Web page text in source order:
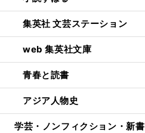
集英社 文芸ステーション
web 集英社文庫
青春と読書
アジア人物史
学芸・ノンフィクション・新書